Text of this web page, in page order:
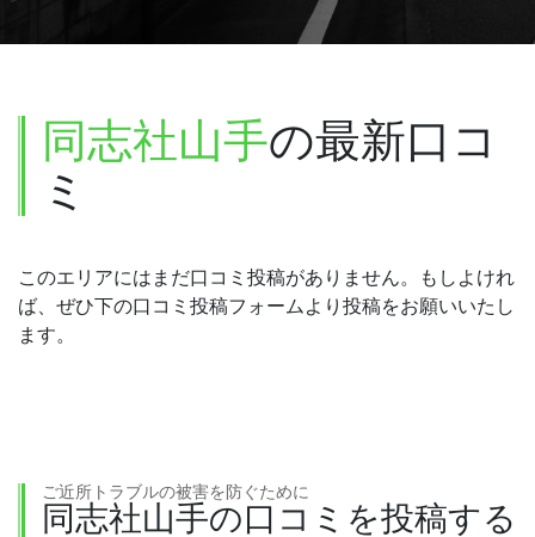
同志社山手の最新口コ
ミ
このエリアにはまだ口コミ投稿がありません。もしよけれ
ば、ぜひ下の口コミ投稿フォームより投稿をお願いいたし
ます。
ご近所トラブルの被害を防ぐために
同志社山手の口コミを投稿する